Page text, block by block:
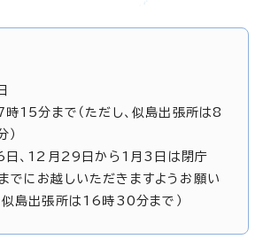
15分まで（ただし、似島出張所は8
6日、12月29日から1月3日は閉庁
でにお越しいただきますようお願い
似島出張所は16時30分まで）